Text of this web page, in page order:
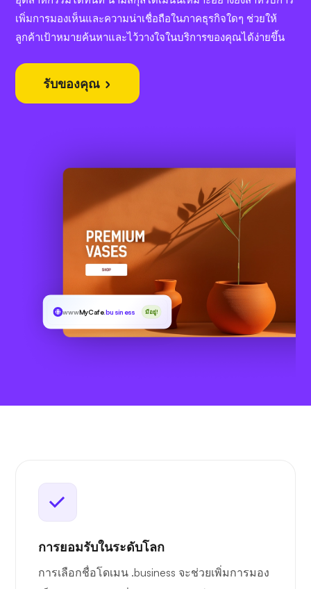
เพิ่มการมองเห็นและความน่าเชื่อถือในภาคธุรกิจใดๆ ช่วยให้
ลูกค้าเป้าหมายค้นหาและไว้วางใจในบริการของคุณได้ง่ายขึ้น
รับของคุณ
wwwMyCafe.business มีอยู่!
การยอมรับในระดับโลก
การเลือกชื่อโดเมน .business จะช่วยเพิ่มการมอง